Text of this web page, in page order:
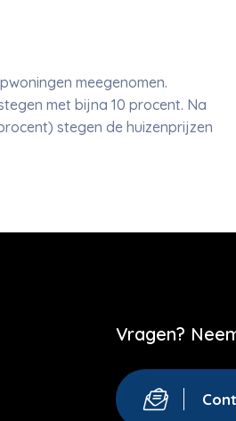
meegenomen.
met bijna 10 procent. Na
stegen de huizenprijzen
Vragen?